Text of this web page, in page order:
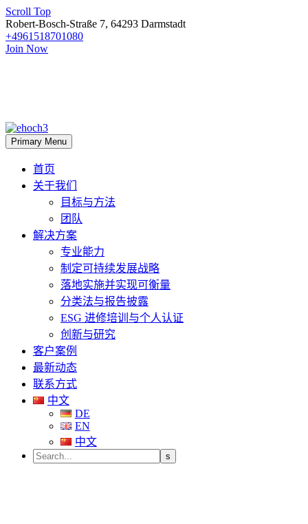
Scroll Top
Robert-Bosch-Straße 7, 64293 Darmstadt
+4961518701080
Join Now
Primary Menu
首页
关于我们
目标与方法
团队
解决方案
专业能力
制定可持续发展战略
落地实施并实现可衡量
分类法与报告披露
ESG 进修培训与个人认证
创新与研究
客户案例
最新动态
联系方式
中文
DE
EN
中文